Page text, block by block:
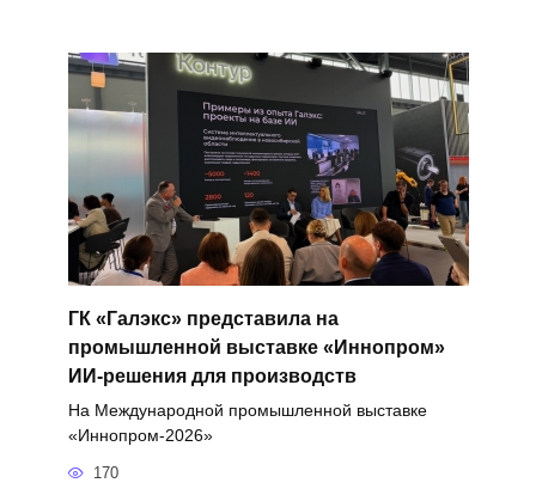
ГК «Галэкс» представила на
промышленной выставке «Иннопром»
ИИ-решения для производств
На Международной промышленной выставке
«Иннопром-2026»
170